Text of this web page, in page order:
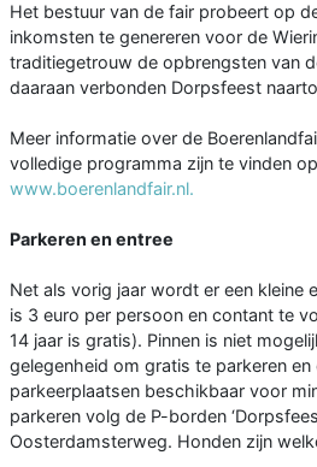
Het bestuur van de fair probeert op
inkomsten te genereren voor de
traditiegetrouw de opbrengsten van
daaraan verbonden Dorpsfeest
Meer informatie over de
volledige programma zijn te vinden
www.boerenlandfair.nl.
Parkeren en entree
Net als vorig jaar wordt er een kleine
is 3 euro per persoon en contant te
14 jaar is gratis). Pinnen is niet
gelegenheid om gratis te parkeren
parkeerplaatsen beschikbaar voor
parkeren volg de P-borden
Oosterdamsterweg. Honden zijn